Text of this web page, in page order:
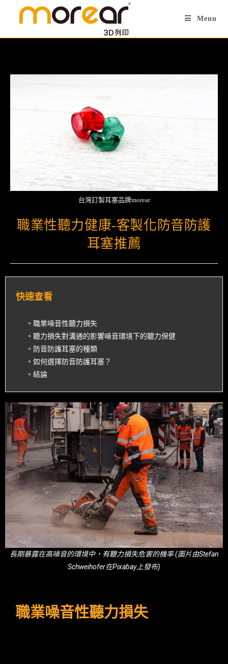
Menu
台灣訂製耳塞品牌morear
職業性聽力健康-客製化防音防護
耳塞推薦
快速查看
。職業噪音性聽力損失
。聽力損失對溝通的影響噪音環境下的聽力保健
。防音防護耳塞的種類
。如何選擇防音防護耳塞？
。結論
長期暴露在高噪音的環境中，有聽力損失危害的機率 (圖片由Stefan
Schweihofer在Pixabay上發布)
職業噪音性聽力損失